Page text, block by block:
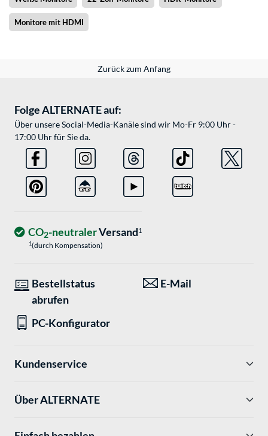
Monitore mit HDMI
Zurück zum Anfang
Folge ALTERNATE auf:
Über unsere Social-Media-Kanäle sind wir Mo-Fr 9:00 Uhr -
17:00 Uhr für Sie da.
CO2-neutralerVersand1
1(durch Kompensation)
Bestellstatus
abrufen
E-Mail
PC-Konfigurator
Kundenservice
Über ALTERNATE